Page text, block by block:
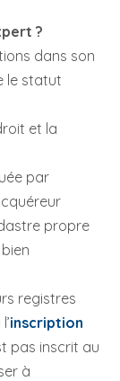
?
dans son
le statut
et la
par
propre
registres
inscription
pas inscrit au
à